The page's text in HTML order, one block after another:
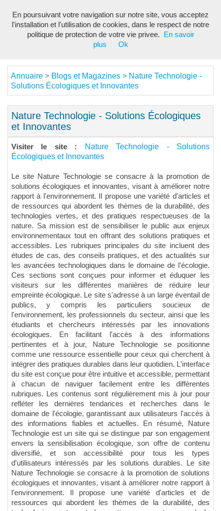
Annuaire > Blogs et Magazines > Nature Technologie -
Solutions Écologiques et Innovantes
Nature Technologie - Solutions Écologiques
et Innovantes
Visiter le site :
Nature Technologie - Solutions
Écologiques et Innovantes
Le site Nature Technologie se consacre à la promotion de
solutions écologiques et innovantes, visant à améliorer notre
rapport à l'environnement. Il propose une variété d'articles et
de ressources qui abordent les thèmes de la durabilité, des
technologies vertes, et des pratiques respectueuses de la
nature. Sa mission est de sensibiliser le public aux enjeux
environnementaux tout en offrant des solutions pratiques et
accessibles. Les rubriques principales du site incluent des
études de cas, des conseils pratiques, et des actualités sur
les avancées technologiques dans le domaine de l'écologie.
Ces sections sont conçues pour informer et éduquer les
visiteurs sur les différentes manières de réduire leur
empreinte écologique. Le site s'adresse à un large éventail de
publics, y compris les particuliers soucieux de
l'environnement, les professionnels du secteur, ainsi que les
étudiants et chercheurs intéressés par les innovations
écologiques. En facilitant l'accès à des informations
pertinentes et à jour, Nature Technologie se positionne
comme une ressource essentielle pour ceux qui cherchent à
intégrer des pratiques durables dans leur quotidien. L'interface
du site est conçue pour être intuitive et accessible, permettant
à chacun de naviguer facilement entre les différentes
rubriques. Les contenus sont régulièrement mis à jour pour
refléter les dernières tendances et recherches dans le
domaine de l'écologie, garantissant aux utilisateurs l'accès à
des informations fiables et actuelles. En résumé, Nature
Technologie est un site qui se distingue par son engagement
envers la sensibilisation écologique, son offre de contenu
diversifié, et son accessibilité pour tous les types
d'utilisateurs intéressés par les solutions durables. Le site
Nature Technologie se consacre à la promotion de solutions
écologiques et innovantes, visant à améliorer notre rapport à
l'environnement. Il propose une variété d'articles et de
ressources qui abordent les thèmes de la durabilité, des
En poursuivant votre navigation sur notre site, vous acceptez
l'installation et l'utilisation de cookies, dans le respect de notre
politique de protection de votre vie privee.
En savoir
plus
Ok